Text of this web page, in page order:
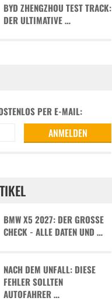
BYD ZHENGZHOU TEST TRACK:
DER ULTIMATIVE …
PER E-MAIL:
BMW X5 2027: DER GROSSE C
HECK - ALLE DATEN UND …
NACH DEM UNFALL: DIESE
FEHLER SOLLTEN
AUTOFAHRER …